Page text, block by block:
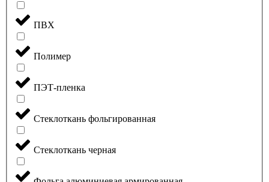
ПВХ
Полимер
ПЭТ-пленка
Стеклоткань фольгированная
Стеклоткань черная